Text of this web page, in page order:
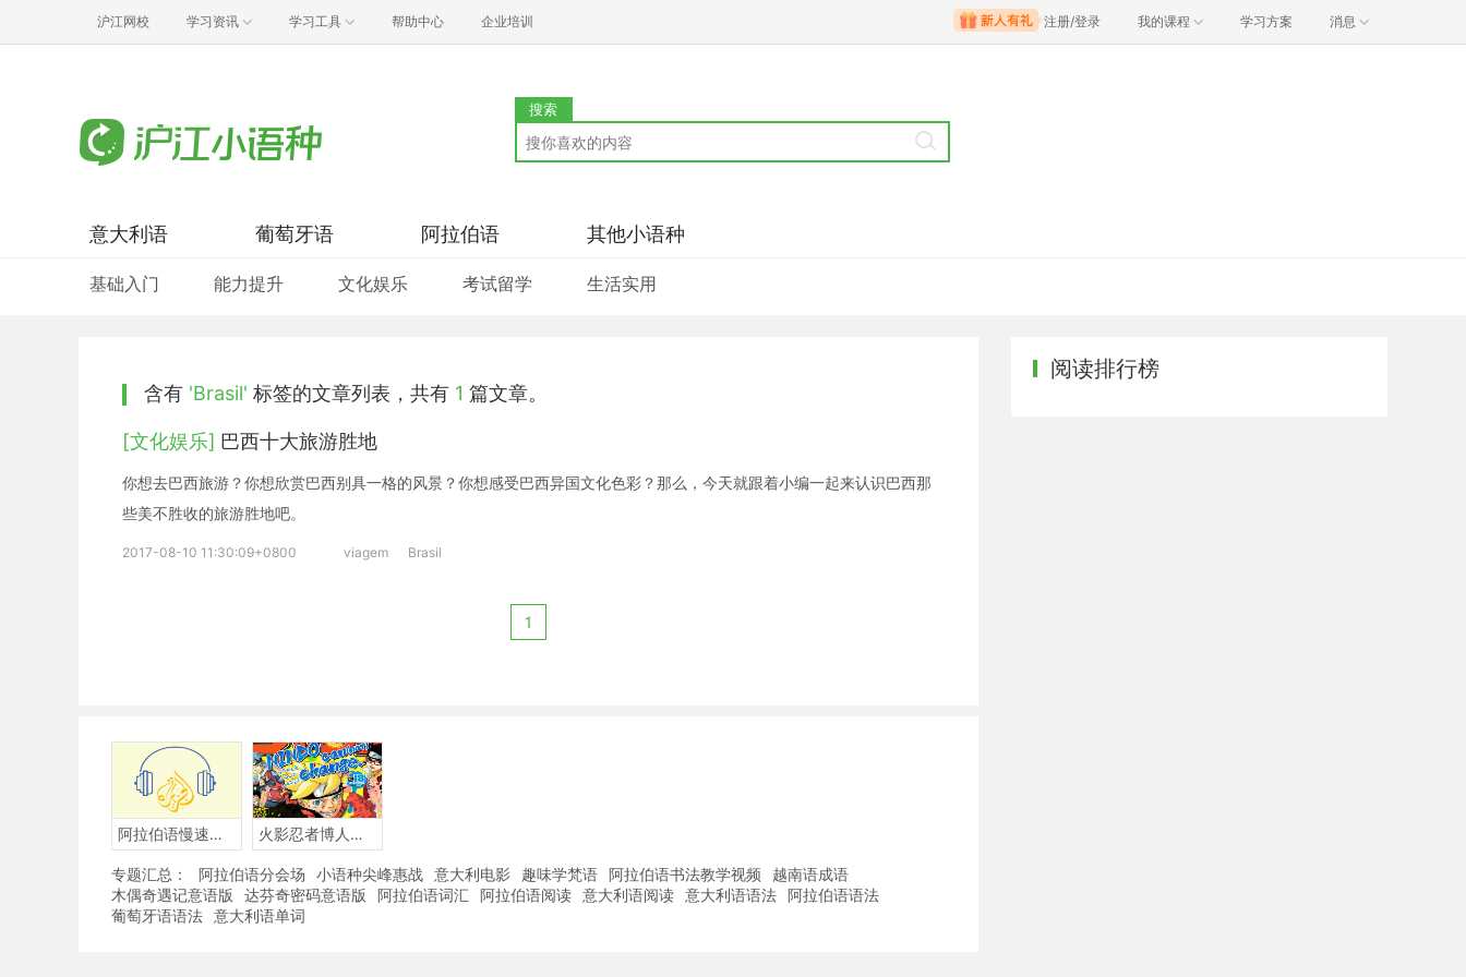
沪江网校 学习资讯 学习工具 帮助中心 企业培训 注册/登录 我的课程 学习方案 消息
搜索
意大利语
基础入门 能力提升 文化娱乐 考试留学 生活实用
葡萄牙语 阿拉伯语 其他小语种
含有 'Brasil' 标签的文章列表，共有 1 篇文章。
[文化娱乐] 巴西十大旅游胜地
你想去巴西旅游？你想欣赏巴西别具一格的风景？你想感受巴西异国文化色彩？那么，今天就跟着小编一起来认识巴西那
些美不胜收的旅游胜地吧。
2017-08-10 11:30:09+0800 viagem Brasil
1
阿拉伯语慢速听力 火影忍者博人传BORUTO-阿拉伯语版
专题汇总： 阿拉伯语分会场 小语种尖峰惠战 意大利电影 趣味学梵语 阿拉伯语书法教学视频
越南语成语
木偶奇遇记意语版
达芬奇密码意语版 阿拉伯语词汇 阿拉伯语阅读 意大利语阅读 意大利语语法 阿拉伯语语法
葡萄牙语语法 意大利语单词
阅读排行榜